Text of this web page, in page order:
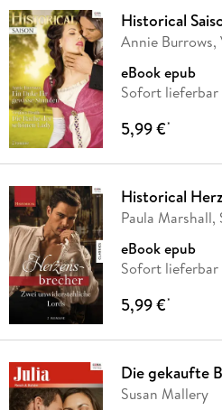
Historical
Annie
eBook epub
Sofort lieferbar
5,99 €*
Historical
Paula Marshall,
eBook epub
Sofort lieferbar
5,99 €*
Die gekaufte
Susan Mallery